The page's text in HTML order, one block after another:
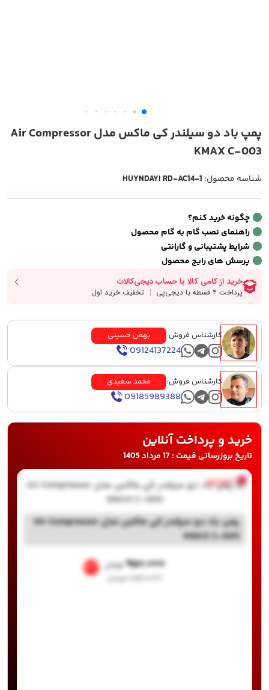
پمپ باد دو سیلندر کی ماکس مدل Air Compressor
KMAX C-003
شناسه محصول: HUYNDAYI RD-AC14-1
چگونه خرید کنم؟
راهنمای نصب گام به گام محصول
شرایط پشتیبانی و گارانتی
پرسش های رایج محصول
کارشناس فروش: بهمن حسینی
09124137224
کارشناس فروش: محمد سعیدی
09185989388
خرید و پرداخت آنلاین
تاریخ بروزرسانی قیمت : 17 مرداد 1405
ناموجود
پمپ باد دو سیلندر کی ماکس مدل Air Compressor
KMAX C-003
۹۵۰,۰۰۰ تومان
تومان
%17